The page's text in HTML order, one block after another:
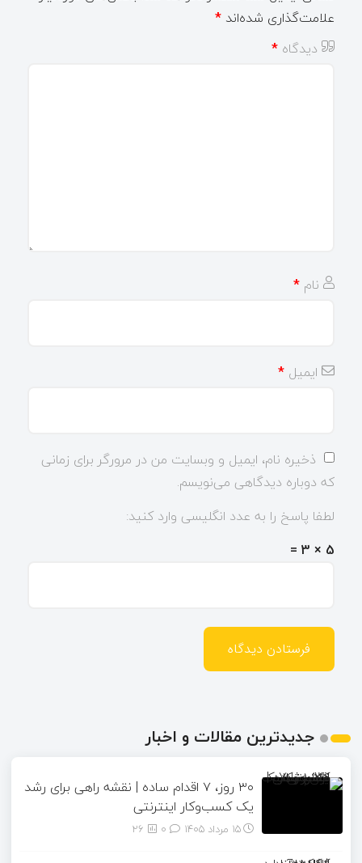
علامت‌گذاری شده‌اند *
دیدگاه *
نام *
ایمیل *
ذخیره نام، ایمیل و وبسایت من در مرورگر برای زمانی
که دوباره دیدگاهی می‌نویسم.
لطفا پاسخ را به عدد انگلیسی وارد کنید:
5 × 3 =
جدیدترین مقالات و اخبار
۳۰ روز، ۷ اقدام ساده | نقشه راهی برای رشد
یک کسب‌وکار اینترنتی
15 مرداد 1405 26